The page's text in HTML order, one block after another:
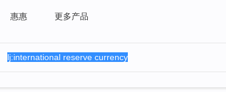
惠惠 更多产品